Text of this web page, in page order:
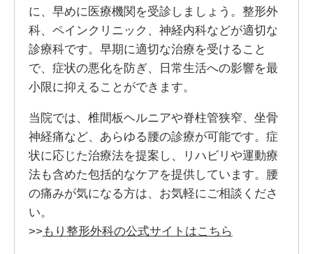
に、早めに医療機関を受診しましょう。整形外
科、ペインクリニック、神経内科などが適切な
診療科です。早期に適切な治療を受けること
で、症状の悪化を防ぎ、日常生活への影響を最
小限に抑えることができます。
当院では、椎間板ヘルニアや脊柱管狭窄、坐骨
神経痛など、あらゆる腰の診療が可能です。症
状に応じた治療法を提案し、リハビリや運動療
法も含めた包括的なケアを提供しています。腰
の痛みが気になる方は、お気軽にご相談くださ
い。
>> もり整形外科の公式サイトはこちら